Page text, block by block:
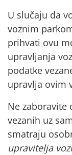
U slučaju da
voznim
prihvati ovu
upravljanja
podatke
upravlja ovim
Ne zaboravite
vezanih uz
smatraju
upravitelja